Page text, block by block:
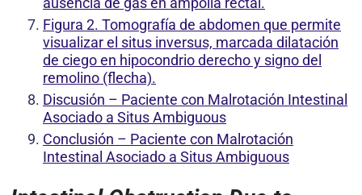
Figura 2. Tomografía de abdomen que permite
visualizar el situs inversus, marcada dilatación
de ciego en hipocondrio derecho y signo del
remolino (flecha).
Discusión – Paciente con Malrotación Intestinal
Asociado a Situs Ambiguous
Conclusión – Paciente con Malrotación
Intestinal Asociado a Situs Ambiguous